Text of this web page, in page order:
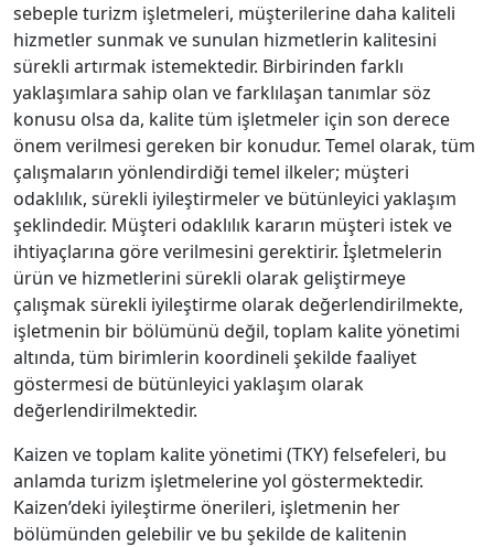
sebeple turizm işletmeleri, müşterilerine daha kaliteli
hizmetler sunmak ve sunulan hizmetlerin kalitesini
sürekli artırmak istemektedir. Birbirinden farklı
yaklaşımlara sahip olan ve farklılaşan tanımlar söz
konusu olsa da, kalite tüm işletmeler için son derece
önem verilmesi gereken bir konudur. Temel olarak, tüm
çalışmaların yönlendirdiği temel ilkeler; müşteri
odaklılık, sürekli iyileştirmeler ve bütünleyici yaklaşım
şeklindedir. Müşteri odaklılık kararın müşteri istek ve
ihtiyaçlarına göre verilmesini gerektirir. İşletmelerin
ürün ve hizmetlerini sürekli olarak geliştirmeye
çalışmak sürekli iyileştirme olarak değerlendirilmekte,
işletmenin bir bölümünü değil, toplam kalite yönetimi
altında, tüm birimlerin koordineli şekilde faaliyet
göstermesi de bütünleyici yaklaşım olarak
değerlendirilmektedir.
Kaizen ve toplam kalite yönetimi (TKY) felsefeleri, bu
anlamda turizm işletmelerine yol göstermektedir.
Kaizen’deki iyileştirme önerileri, işletmenin her
bölümünden gelebilir ve bu şekilde de kalitenin